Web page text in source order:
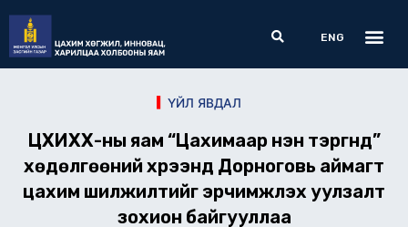
content
Search
ENG
ҮЙЛ ЯВДАЛ
ЦХИХХ-ны яам “Цахимаар нэн тэргүүнд”
хөдөлгөөний хүрээнд Дорноговь аймагт
цахим шилжилтийг эрчимжүүлэх уулзалт
зохион байгууллаа